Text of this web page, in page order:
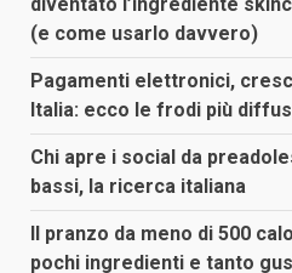
(e come usarlo davvero)
Pagamenti elettronici,
Italia: ecco le frodi più
Chi apre i social da
bassi, la ricerca italiana
Il pranzo da meno di 500
pochi ingredienti e tanto